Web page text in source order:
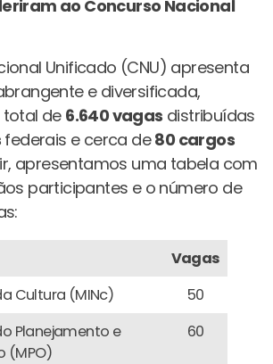
ao Concurso Nacional
Unificado (CNU) apresenta
e diversificada,
de 6.640 vagas distribuídas
federais e cerca de80 cargos
apresentamos uma tabela com
participantes e o número de
Vagas
Cultura (MINc)
50
Planejamento e
(MPO)
60